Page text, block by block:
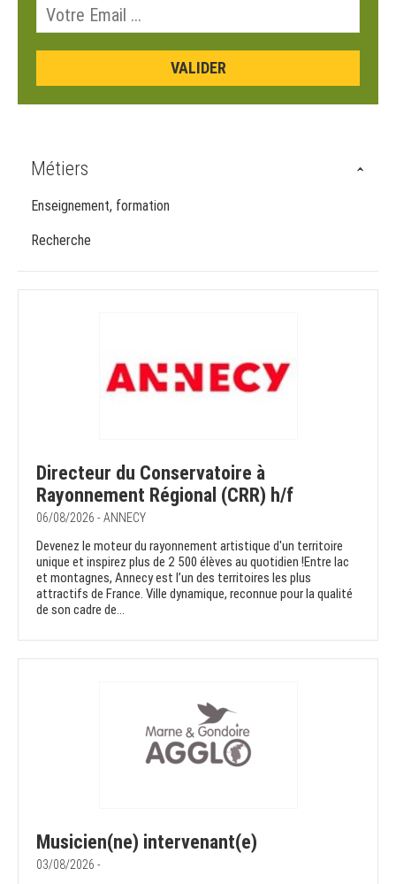
Métiers
Enseignement, formation
Recherche
Directeur du Conservatoire à
Rayonnement Régional (CRR) h/f
06/08/2026 - ANNECY
Devenez le moteur du rayonnement artistique d'un territoire
unique et inspirez plus de 2 500 élèves au quotidien !Entre lac
et montagnes, Annecy est l’un des territoires les plus
attractifs de France. Ville dynamique, reconnue pour la qualité
de son cadre de...
Musicien(ne) intervenant(e)
03/08/2026 -